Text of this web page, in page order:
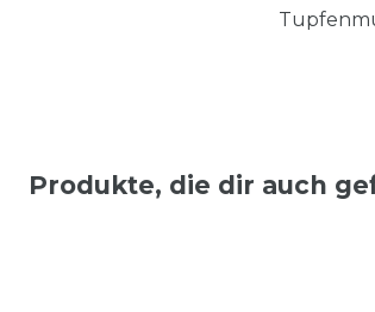
Produkte, die dir auch